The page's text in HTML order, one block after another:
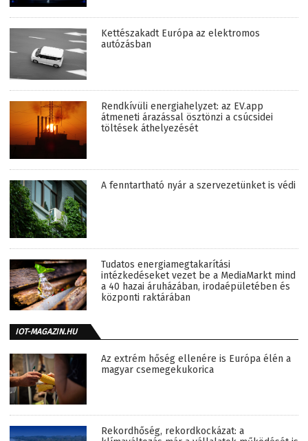
Kettészakadt Európa az elektromos
autózásban
Rendkívüli energiahelyzet: az EV.app
átmeneti árazással ösztönzi a csúcsidei
töltések áthelyezését
A fenntartható nyár a szervezetünket is védi
Tudatos energiamegtakarítási
intézkedéseket vezet be a MediaMarkt mind
a 40 hazai áruházában, irodaépületében és
központi raktárában
IOT-MAGAZIN.HU
Az extrém hőség ellenére is Európa élén a
magyar csemegekukorica
Rekordhőség, rekordkockázat: a